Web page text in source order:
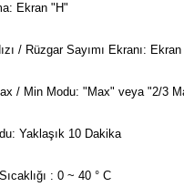
Ekran "H"
/ Rüzgar Sayımı Ekranı:
/ Min Modu: "Max" veya "2/3
Yaklaşık 10 Dakika
: 0 ~ 40 ° C